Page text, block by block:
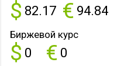
$ 82.17 € 94.84
Биржевой курс
$ 0 € 0